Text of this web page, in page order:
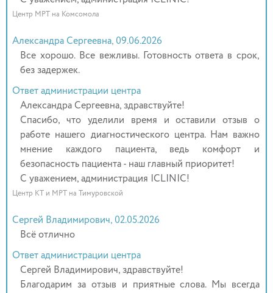
Центр МРТ на Комсомола
Александра Сергеевна, 09.06.2026
Все хорошо. Все вежливы. Готовность ответа в срок,
без задержек.
Ответ администрации центра
Александра Сергеевна, здравствуйте!
Спасибо, что уделили время и оставили отзыв о
работе нашего диагностического центра. Нам важно
мнение каждого пациента, ведь комфорт и
безопасность пациента - наш главный приоритет!
С уважением, администрация ICLINIC!
Центр КТ и МРТ на Тимуровской
Сергей Владимирович, 02.05.2026
Всё отлично
Ответ администрации центра
Сергей Владимирович, здравствуйте!
Благодарим за отзыв и приятные слова. Мы всегда